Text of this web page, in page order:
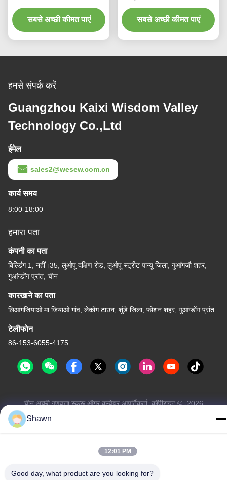
प्रतिरोधी
सबसे अच्छी कीमत पाएं
प्रतिरोधी पेंच ऑगर कन्वेयर
सबसे अच्छी कीमत पाएं
हमसे संपर्क करें
Guangzhou Kaixi Wisdom Valley
Technology Co.,Ltd
ईमेल
sales2@wesew.com.cn
कार्य समय
8:00-18:00
हमारा पता
कंपनी का पता
बिल्डिंग 1, नहीं।35, लुओपू दक्षिण रोड, लुओपू स्ट्रीट पान्यू जिला, गुआंगज़ौ शहर,
गुआंग्डोंग प्रांत, चीन
कारखाने का पता
लिआंगजियाओ मा जियाओ गांव, लेकोंग टाउन, शुंडे जिला, फोशन शहर, गुआंग्डोंग प्रांत
टेलीफोन
86-153-6055-4175
चीन अच्छी गुणवत्ता स्क्रू ऑगर कन्वेयर आपूर्तिकर्ता. कॉपीराइट © -2026
Guangzhou Kaixi Wisdom Valley Technology Co.,Ltd सभी अधिकार
Shawn
12:01 PM
Good day, what product are you looking for?